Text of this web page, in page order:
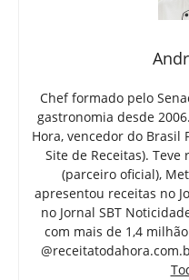
Chef formado pelo
gastronomia desde
Hora, vencedor do Brasil
Site de Receitas).
(parceiro oficial),
apresentou receitas no
no Jornal SBT
com mais de 1,4